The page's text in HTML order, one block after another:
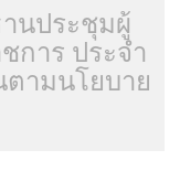
นประชุมผู้
การ ประจำ
ามนโยบาย